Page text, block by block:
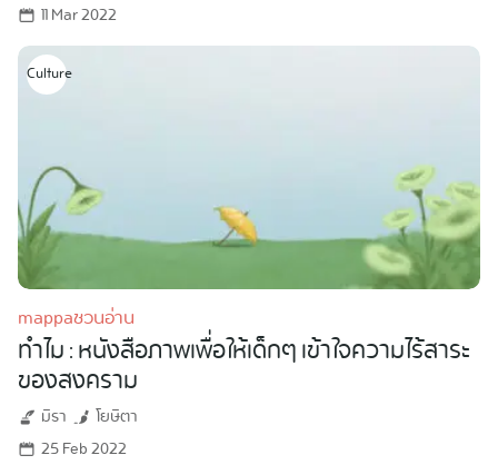
11 Mar 2022
Culture
mappaชวนอ่าน
ทำไม : หนังสือภาพเพื่อให้เด็กๆ เข้าใจความไร้สาระ
ของสงคราม
มิรา
โยษิตา
25 Feb 2022